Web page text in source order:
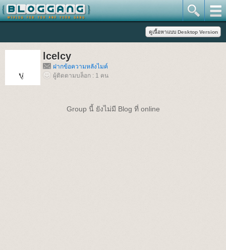
lcelcy
ฝากข้อความหลังไมค์
ผู้ติดตามบล็อก : 1 คน
Group นี้ ยังไม่มี Blog ที่ online